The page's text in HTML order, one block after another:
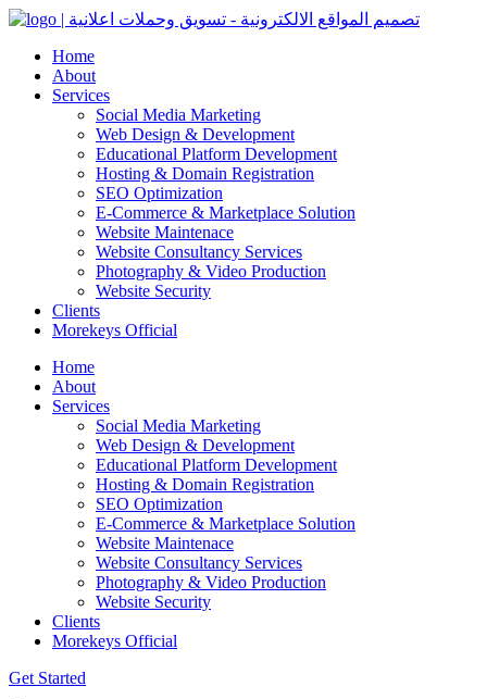
Home
About
Services
Social Media Marketing
Web Design & Development
Educational Platform Development
Hosting & Domain Registration
SEO Optimization
E-Commerce & Marketplace Solution
Website Maintenace
Website Consultancy Services
Photography & Video Production
Website Security
Clients
Morekeys Official
Home
About
Services
Social Media Marketing
Web Design & Development
Educational Platform Development
Hosting & Domain Registration
SEO Optimization
E-Commerce & Marketplace Solution
Website Maintenace
Website Consultancy Services
Photography & Video Production
Website Security
Clients
Morekeys Official
Get Started